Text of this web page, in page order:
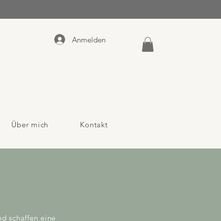
Anmelden
Über mich Kontakt
schaffen eine